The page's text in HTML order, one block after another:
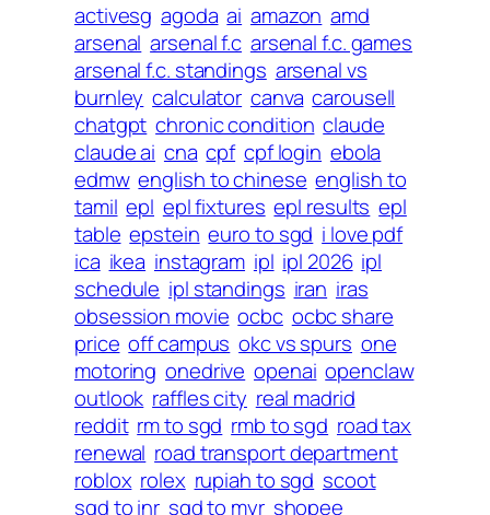
activesg agoda ai amazon amd
arsenal arsenal f.c arsenal f.c. games
arsenal f.c. standings arsenal vs
burnley calculator canva carousell
chatgpt chronic condition claude
claude ai cna cpf cpf login ebola
edmw english to chinese english to
tamil epl epl fixtures epl results epl
table epstein euro to sgd i love pdf
ica ikea instagram ipl ipl 2026 ipl
schedule ipl standings iran iras
obsession movie ocbc ocbc share
price off campus okc vs spurs one
motoring onedrive openai openclaw
outlook raffles city real madrid
reddit rm to sgd rmb to sgd road tax
renewal road transport department
roblox rolex rupiah to sgd scoot
sgd to inr sgd to myr shopee